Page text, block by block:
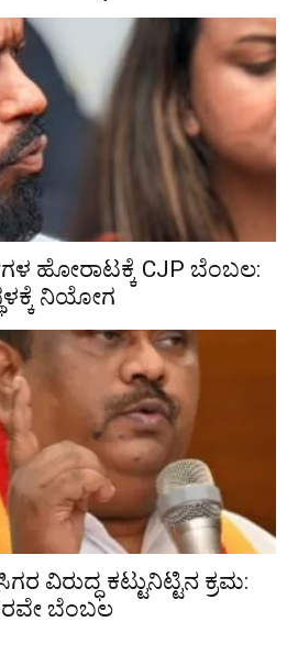
ಹೋರಾಟಕ್ಕೆ CJP ಬೆಂಬಲ:
ನಿಯೋಗ
ವಿರುದ್ಧ ಕಟ್ಟುನಿಟ್ಟಿನ ಕ್ರಮ:
ಬೆಂಬಲ